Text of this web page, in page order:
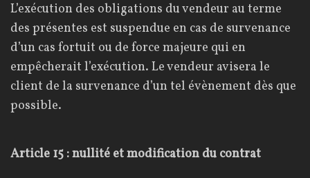
L’exécution des obligations du vendeur au terme
des présentes est suspendue en cas de survenance
d’un cas fortuit ou de force majeure qui en
empêcherait l’exécution. Le vendeur avisera le
client de la survenance d’un tel évènement dès que
possible.
Article 15 : nullité et modification du contrat